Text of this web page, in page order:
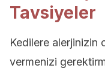
Tavsiyeler
Kedilere alerjinizin
vermenizi